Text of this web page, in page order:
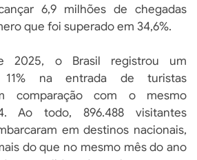
6,9 milhões de chegadas
que foi superado em 34,6%.
2025, o Brasil registrou um
11% na entrada de turistas
comparação com o mesmo
Ao todo, 896.488 visitantes
em destinos nacionais,
do que no mesmo mês do ano